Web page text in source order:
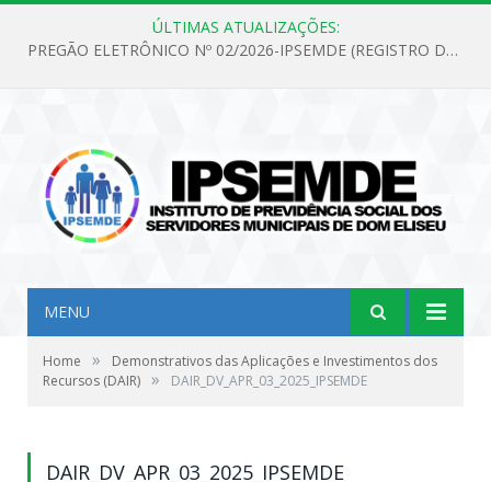
ÚLTIMAS ATUALIZAÇÕES:
PREGÃO ELETRÔNICO Nº 02/2026-IPSEMDE (REGISTRO DE PREÇOS PARA FUTURA E EVENTUAL AQUISIÇÃO DE MATERIAL DE LIMPEZA E GÊNEROS ALIMENTÍCIOS PARA ATENDER AS NECESSIDADES DO INSTITUTO DE PREVIDÊNCIA SOCIAL DOS SERVIDORES MUNICIPAIS DE DOM ELISEU.)
MENU
Home »
Demonstrativos das Aplicações e Investimentos dos
Recursos (DAIR) » DAIR_DV_APR_03_2025_IPSEMDE
DAIR_DV_APR_03_2025_IPSEMDE